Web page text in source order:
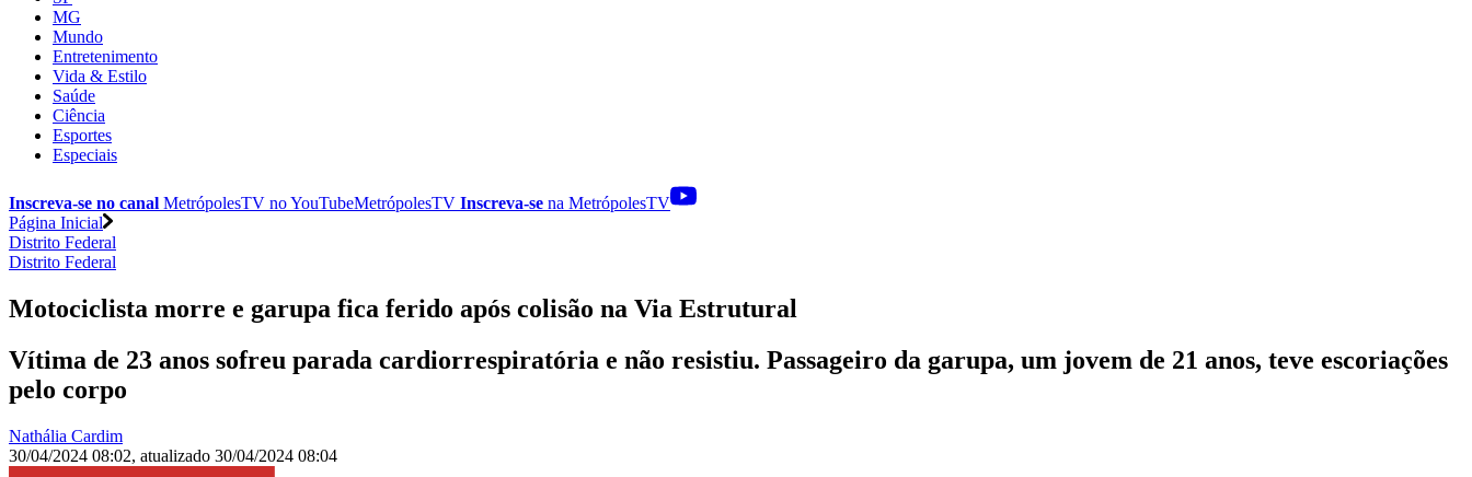
MG
Mundo
Entretenimento
Vida & Estilo
Saúde
Ciência
Esportes
Especiais
Inscreva-se no canal MetrópolesTV noYouTubeMetrópolesTV Inscreva-se na MetrópolesTV
Página Inicial
Distrito Federal
Distrito Federal
Motociclista morre e garupa fica ferido após colisão na Via Estrutural
Vítima de 23 anos sofreu parada cardiorrespiratória e não resistiu. Passageiro da garupa, um jovem de 21 anos, teve escoriações
pelo corpo
Nathália Cardim
30/04/2024 08:02, atualizado 30/04/2024 08:04